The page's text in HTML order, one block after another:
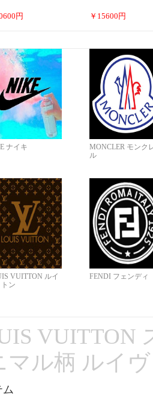
円 ￥ 15600 円
ナイキ
MONCLER モンク
ル
VUITTON ルイ
ン
FENDI フェンディ
VUITTON
マル柄 ルイ
ム